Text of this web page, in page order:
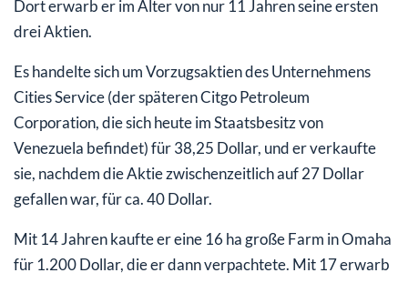
Dort erwarb er im Alter von nur 11 Jahren seine ersten
drei Aktien.
Es handelte sich um Vorzugsaktien des Unternehmens
Cities Service (der späteren Citgo Petroleum
Corporation, die sich heute im Staatsbesitz von
Venezuela befindet) für 38,25 Dollar, und er verkaufte
sie, nachdem die Aktie zwischenzeitlich auf 27 Dollar
gefallen war, für ca. 40 Dollar.
Mit 14 Jahren kaufte er eine 16 ha große Farm in Omaha
für 1.200 Dollar, die er dann verpachtete. Mit 17 erwarb